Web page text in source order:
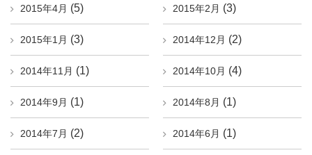
2015年4月 (5) 2015年2月 (3)
2015年1月 (3) 2014年12月 (2)
2014年11月 (1) 2014年10月 (4)
2014年9月 (1) 2014年8月 (1)
2014年7月 (2) 2014年6月 (1)